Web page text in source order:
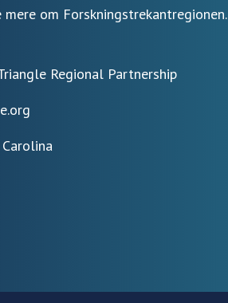
om Forskningstrekantregionen.
Regional Partnership